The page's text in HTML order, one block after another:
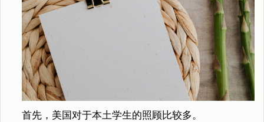
首先，美国对于本土学生的照顾比较多。